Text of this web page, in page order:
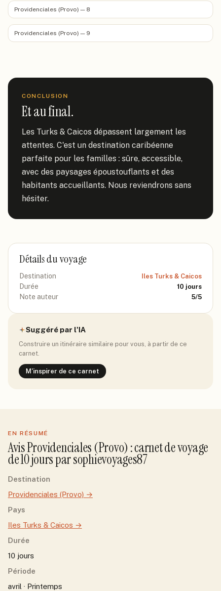
Providenciales (Provo) — 8
Providenciales (Provo) — 9
CONCLUSION
Et au final.
Les Turks & Caicos dépassent largement les
attentes. C'est un destination caribéenne
parfaite pour les familles : sûre, accessible,
avec des paysages époustouflants et des
habitants accueillants. Nous reviendrons sans
hésiter.
Détails du voyage
Destination Iles Turks & Caicos
Durée 10 jours
Note auteur 5/5
Suggéré par l'IA
Construire un itinéraire similaire pour vous, à partir de ce
carnet.
M'inspirer de ce carnet
EN RÉSUMÉ
AvisProvidenciales (Provo) : carnet de voyage
de10joursparsophievoyages87
Destination
Providenciales (Provo) →
Pays
Iles Turks & Caicos →
Durée
10 jours
Période
avril · Printemps